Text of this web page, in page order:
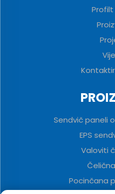
Profilt
Sendvič paneli
EPS
Valoviti
Pocinčana